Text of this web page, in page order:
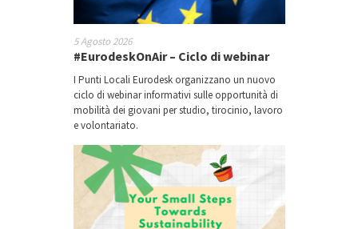
5 Agosto 2026
#EurodeskOnAir – Ciclo di webinar
I Punti Locali Eurodesk organizzano un nuovo
ciclo di webinar informativi sulle opportunità di
mobilità dei giovani per studio, tirocinio, lavoro
e volontariato.